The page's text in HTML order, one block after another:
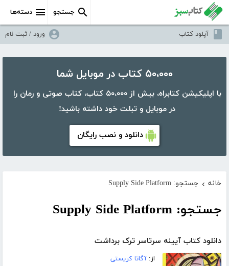
دسته‌ها جستجو
آپلود کتاب ورود / ثبت نام
۵۰،۰۰۰ کتاب در موبایل شما
با اپلیکیشن کتابراه، بیش از ۵۰،۰۰۰ کتاب، کتاب صوتی و رمان را
در موبایل و تبلت خود داشته باشید!
دانلود و نصب رایگان
خانه › جستجو: Supply Side Platform
جستجو: Supply Side Platform
دانلود کتاب آیینه سرتاسر ترک برداشت
از:آگاتا کریستی